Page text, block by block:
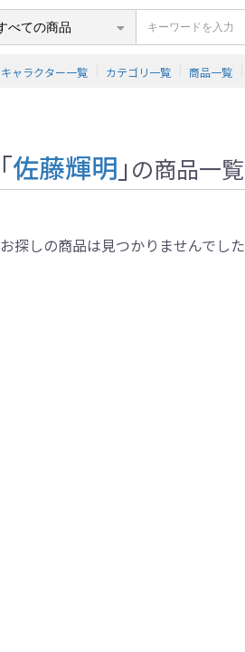
キャラクター一覧 カテゴリ一覧 商品一覧
「佐藤輝明 」の商品一覧
お探しの商品は見つかりませんでした